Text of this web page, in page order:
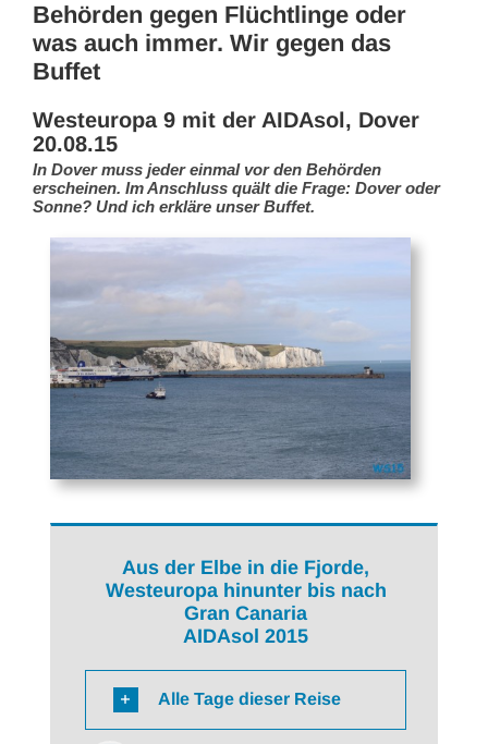
Behörden gegen Flüchtlinge oder
was auch immer. Wir gegen das
Buffet
Westeuropa 9 mit der AIDAsol, Dover
20.08.15
In Dover muss jeder einmal vor den Behörden
erscheinen. Im Anschluss quält die Frage: Dover oder
Sonne? Und ich erkläre unser Buffet.
Aus der Elbe in die Fjorde,
Westeuropa hinunter bis nach
Gran Canaria
AIDAsol 2015
Alle Tage dieser Reise